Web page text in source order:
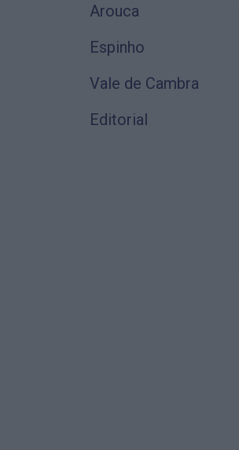
Arouca
Espinho
Vale de Cambra
Editorial